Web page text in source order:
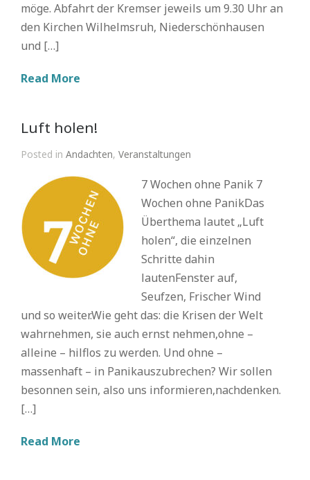
möge. Abfahrt der Kremser jeweils um 9.30 Uhr an
den Kirchen Wilhelmsruh, Niederschönhausen
und […]
Read More
Luft holen!
Posted inAndachten,Veranstaltungen
7 Wochen ohne Panik 7
Wochen ohne PanikDas
Überthema lautet „Luft
holen“, die einzelnen
Schritte dahin
lautenFenster auf,
Seufzen, Frischer Wind
und so weiter.Wie geht das: die Krisen der Welt
wahrnehmen, sie auch ernst nehmen,ohne –
alleine – hilflos zu werden. Und ohne –
massenhaft – in Panikauszubrechen? Wir sollen
besonnen sein, also uns informieren,nachdenken.
[…]
Read More